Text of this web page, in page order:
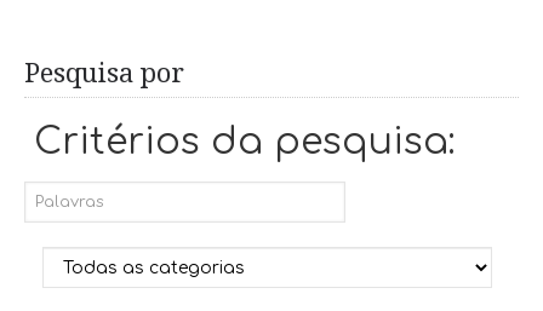
Pesquisa por
Critérios da pesquisa: